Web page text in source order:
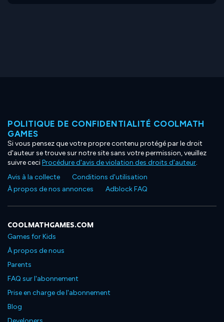
POLITIQUE DE CONFIDENTIALITÉ COOLMATH
GAMES
Si vous pensez que votre propre contenu protégé par le droit
d'auteur se trouve sur notre site sans votre permission, veuillez
suivre ceciProcédure d'avis de violation des droits d'auteur.
Avis à la collecte
Conditions d'utilisation
À propos de nos annonces
Adblock FAQ
COOLMATHGAMES.COM
Games for Kids
À propos de nous
Parents
FAQ sur l'abonnement
Prise en charge de l'abonnement
Blog